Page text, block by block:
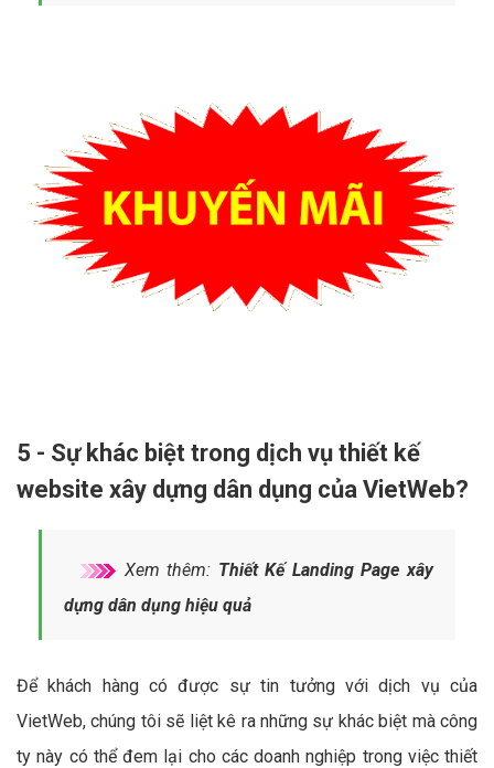
5 - Sự khác biệt trong dịch vụ thiết kế
website xây dựng dân dụng của VietWeb?
Xem thêm: Thiết Kế Landing Page xây
dựng dân dụng hiệu quả
Để khách hàng có được sự tin tưởng với dịch vụ của
VietWeb, chúng tôi sẽ liệt kê ra những sự khác biệt mà công
ty này có thể đem lại cho các doanh nghiệp trong việc thiết